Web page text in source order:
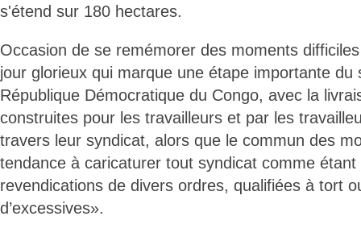
s'étend sur 180 hectares.
Occasion de se remémorer des moments
jour glorieux qui marque une étape importante du
République Démocratique du Congo, avec la
construites pour les travailleurs et par les
travers leur syndicat, alors que le commun des
tendance à caricaturer tout syndicat comme
revendications de divers ordres, qualifiées à tort
d’excessives».